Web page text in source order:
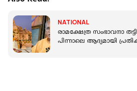
NATIONAL
രാമക്ഷേത്ര സംഭാവനാ
പിന്നാലെ ആദ്യമായി